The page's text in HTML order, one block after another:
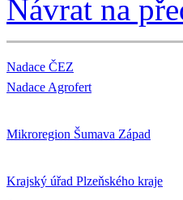
Návrat na
Nadace ČEZ
Nadace Agrofert
Mikroregion Šumava Západ
Krajský úřad Plzeňského kraje